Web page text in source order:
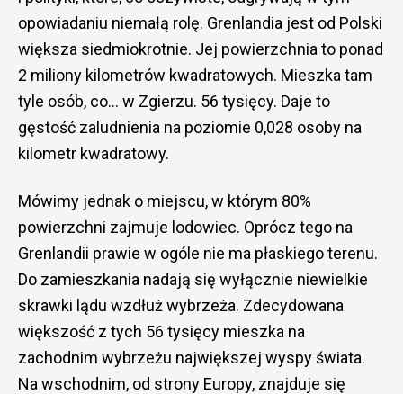
opowiadaniu niemałą rolę. Grenlandia jest od Polski
większa siedmiokrotnie. Jej powierzchnia to ponad
2 miliony kilometrów kwadratowych. Mieszka tam
tyle osób, co… w Zgierzu. 56 tysięcy. Daje to
gęstość zaludnienia na poziomie 0,028 osoby na
kilometr kwadratowy.
Mówimy jednak o miejscu, w którym 80%
powierzchni zajmuje lodowiec. Oprócz tego na
Grenlandii prawie w ogóle nie ma płaskiego terenu.
Do zamieszkania nadają się wyłącznie niewielkie
skrawki lądu wzdłuż wybrzeża. Zdecydowana
większość z tych 56 tysięcy mieszka na
zachodnim wybrzeżu największej wyspy świata.
Na wschodnim, od strony Europy, znajduje się